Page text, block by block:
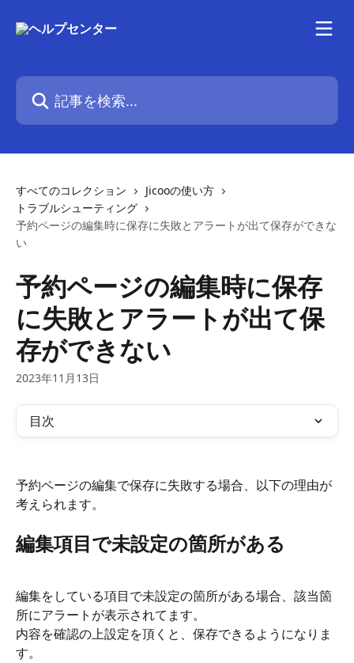
記事を検索...
すべてのコレクション
Jicooの使い方
トラブルシューティング
予約ページの編集時に保存に失敗とアラートが出て保存ができな
い
予約ページの編集時に保存
に失敗とアラートが出て保
存ができない
2023年11月13日
目次
予約ページの編集で保存に失敗する場合、以下の理由が
考えられます。
編集項目で未設定の箇所がある
編集をしている項目で未設定の箇所がある場合、該当箇
所にアラートが表示されてます。
内容を確認の上設定を頂くと、保存できるようになりま
す。